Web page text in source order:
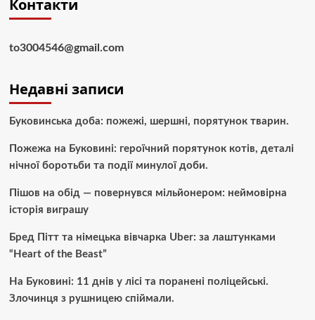
Контакти
to3004546@gmail.com
Недавні записи
Буковинська доба: пожежі, шершні, порятунок тварин.
Пожежа на Буковині: героїчний порятунок котів, деталі
нічної боротьби та події минулої доби.
Пішов на обід — повернувся мільйонером: неймовірна
історія виграшу
Бред Пітт та німецька вівчарка Uber: за лаштунками
“Heart of the Beast”
На Буковині: 11 днів у лісі та поранені поліцейські.
Злочинця з рушницею спіймали.